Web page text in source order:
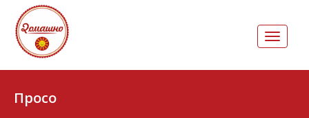
Toggle
Просо